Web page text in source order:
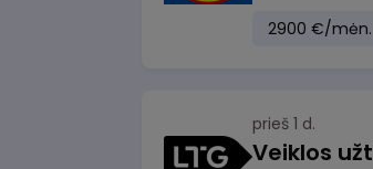
2900 €/mėn.
prieš 1 d.